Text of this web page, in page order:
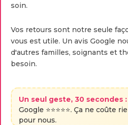
soin.
Vos retours sont notre seule
vous est utile. Un avis Google
d'autres familles, soignants et
besoin.
Un seul geste, 30 secondes :
Google ⭐⭐⭐⭐⭐. Ça ne coûte
pour nous.